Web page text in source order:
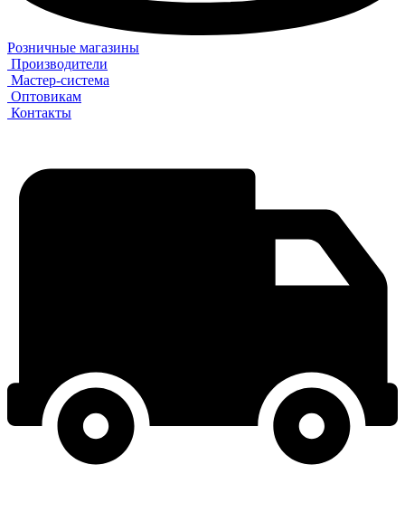
Розничные магазины
Производители
Мастер-система
Оптовикам
Контакты